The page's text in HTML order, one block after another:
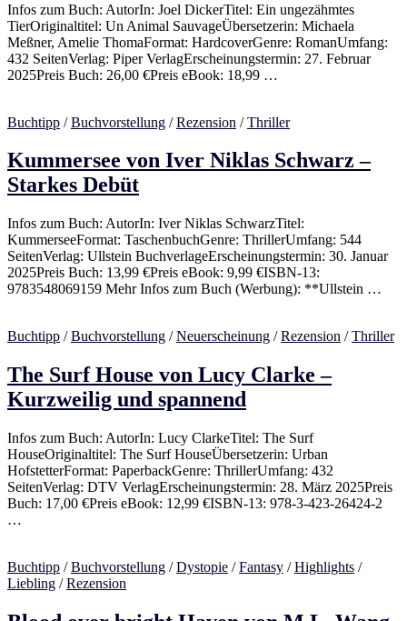
Infos zum Buch: AutorIn: Joel DickerTitel: Ein ungezähmtes
TierOriginaltitel: Un Animal SauvageÜbersetzerin: Michaela
Meßner, Amelie ThomaFormat: HardcoverGenre: RomanUmfang:
432 SeitenVerlag: Piper VerlagErscheinungstermin: 27. Februar
2025Preis Buch: 26,00 €Preis eBook: 18,99 …
Buchtipp /Buchvorstellung /Rezension /Thriller
Kummersee von Iver Niklas Schwarz –
Starkes Debüt
Infos zum Buch: AutorIn: Iver Niklas SchwarzTitel:
KummerseeFormat: TaschenbuchGenre: ThrillerUmfang: 544
SeitenVerlag: Ullstein BuchverlageErscheinungstermin: 30. Januar
2025Preis Buch: 13,99 €Preis eBook: 9,99 €ISBN-13:
‎9783548069159 Mehr Infos zum Buch (Werbung): **Ullstein …
Buchtipp /Buchvorstellung /Neuerscheinung /Rezension /Thriller
The Surf House von Lucy Clarke –
Kurzweilig und spannend
Infos zum Buch: AutorIn: Lucy ClarkeTitel: The Surf
HouseOriginaltitel: The Surf HouseÜbersetzerin: Urban
HofstetterFormat: PaperbackGenre: ThrillerUmfang: 432
SeitenVerlag: DTV VerlagErscheinungstermin: 28. März 2025Preis
Buch: 17,00 €Preis eBook: 12,99 €ISBN-13: 978-3-423-26424-2
…
Buchtipp /Buchvorstellung /Dystopie /Fantasy /Highlights /
Liebling /Rezension